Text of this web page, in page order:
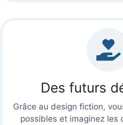
Des futurs
Grâce au design fiction,
possibles et imaginez les